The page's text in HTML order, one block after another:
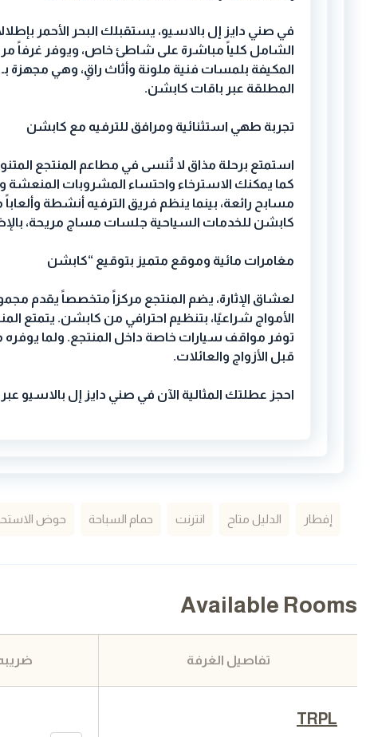
في صني دايز إل بالاسيو، يستقبلك البحر الأحمر
الشامل كلياً مباشرة على شاطئ خاص، ويوفر غرفاً
المكيفة بلمسات فنية ملونة وأثاث راقٍ، وهي مجهزة
المطلقة عبر باقات كابشن.
تجربة طهي استثنائية ومرافق للترفيه مع كابشن
استمتع برحلة مذاق لا تُنسى في مطاعم المنتجع
كما يمكنك الاسترخاء واحتساء المشروبات المنعشة
مسابح رائعة، بينما ينظم فريق الترفيه أنشطة
كابشن للخدمات السياحية جلسات مساج مريحة،
مغامرات مائية وموقع متميز بتوقيع “كابشن
لعشاق الإثارة، يضم المنتجع مركزاً متخصصاً يقدم
الأمواج شراعيًا، بتنظيم احترافي من كابشن. يتمتع
توفر مواقف سيارات خاصة داخل المنتجع. ولما
قبل الأزواج والعائلات.
احجز عطلتك المثالية الآن في صني دايز إل بالاسيو
إفطار الدليل متاح انترنت حمام السباحة حوض
Available Rooms
تفاصيل الغرفة
TRPL